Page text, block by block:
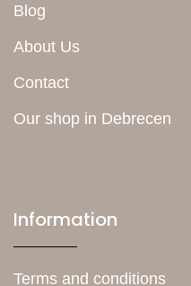
Blog
About Us
Contact
Our shop in Debrecen
Information
Terms and conditions